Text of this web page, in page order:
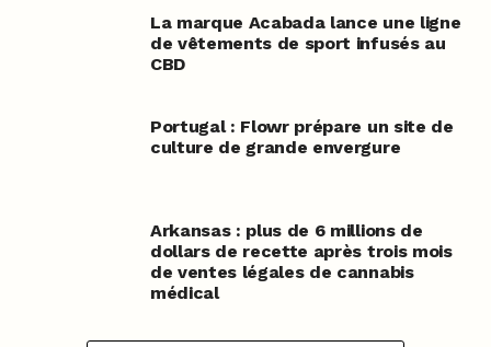
La marque Acabada lance une ligne
de vêtements de sport infusés au
CBD
Portugal : Flowr prépare un site de
culture de grande envergure
Arkansas : plus de 6 millions de
dollars de recette après trois mois
de ventes légales de cannabis
médical